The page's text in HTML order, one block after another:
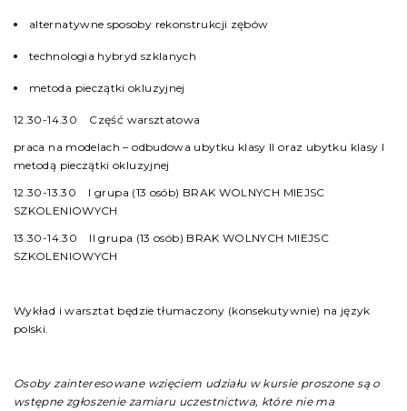
alternatywne sposoby rekonstrukcji zębów
technologia hybryd szklanych
metoda pieczątki okluzyjnej
12.30-14.30 Część warsztatowa
praca na modelach – odbudowa ubytku klasy II oraz ubytku klasy I
metodą pieczątki okluzyjnej
12.30-13.30 I grupa (13 osób) BRAK WOLNYCH MIEJSC
SZKOLENIOWYCH
13.30-14.30 II grupa (13 osób) BRAK WOLNYCH MIEJSC
SZKOLENIOWYCH
Wykład i warsztat będzie tłumaczony (konsekutywnie) na język
polski.
Osoby zainteresowane wzięciem udziału w kursie proszone są o
wstępne zgłoszenie zamiaru uczestnictwa, które nie ma